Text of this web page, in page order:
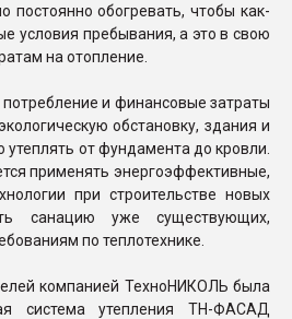
постоянно обогревать, чтобы как-
условия пребывания, а это в свою
на отопление.
и финансовые затраты
обстановку, здания и
от фундамента до кровли.
применять энергоэффективные,
при строительстве новых
санацию уже существующих,
по теплотехнике.
компанией ТехноНИКОЛЬ была
система утепления ТН-ФАСАД